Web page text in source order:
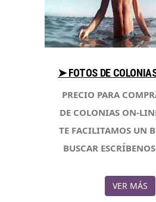
PRECIO PARA
DE COLONIAS ON-
TE FACILITAMOS UN
BUSCAR
VER MÁS